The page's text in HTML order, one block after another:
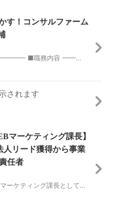
す！コンサルファーム
━━━━━━━━━━━━━━━━━━━ ■職務内容 ━━━━━━━━━━━━━━━━━━━ ✓中途採用の運営実務から、入社後のオンボーディング、育成、評価、定...
されます
マーケティング課長】
人リード獲得から事業
任者
障害者雇用支援事業におけるWEBマーケティング課長として、法人企業向けのリード獲得、問い合わせ増加、商談創出、導入企業数拡大に向けたマーケティング戦略の立案・...